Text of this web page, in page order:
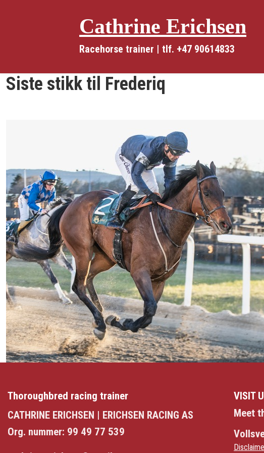
Cathrine Erichsen
Racehorse trainer | tlf. +47 90614833
Siste stikk til Frederiq
Thoroughbred racing trainer
CATHRINE ERICHSEN | ERICHSEN RACING AS
Org. nummer: 99 49 77 539
VISIT
Meet